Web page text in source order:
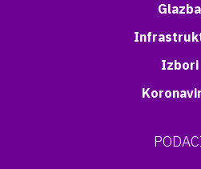
Glazba
Izbori